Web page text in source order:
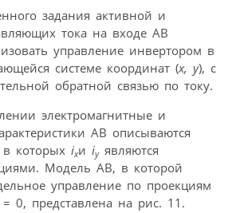
задания активной и
тока на входе АВ
управление инвертором в
системе координат (x, y), с
обратной связью по току.
электромагнитные и
АВ описываются
которых ixи iyявляются
Модель АВ, в которой
управление по проекциям
0, представлена на рис. 11.